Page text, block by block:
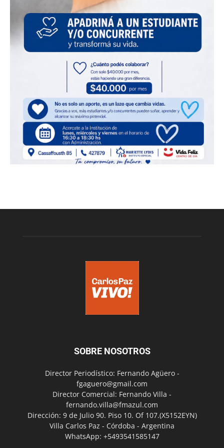
SOBRE NOSOTROS
Director Periodístico: Fernando Agüero -
fgaguero@gmail.com
Director Comercial: Fernando Villa -
fernando.villa@fmazul.com
Dirección: 9 de Julio 90. Piso 10. Of 107.(X5152EYN)
Villa Carlos Paz - Córdoba - Argentina
WhatsApp: +5493541585147